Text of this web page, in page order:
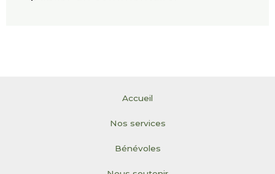
Accueil
Nos services
Bénévoles